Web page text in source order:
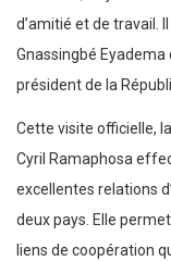
d’amitié et de travail.
Gnassingbé Eyadema
président de la
Cette visite officielle,
Cyril Ramaphosa
excellentes relations
deux pays. Elle
liens de coopération